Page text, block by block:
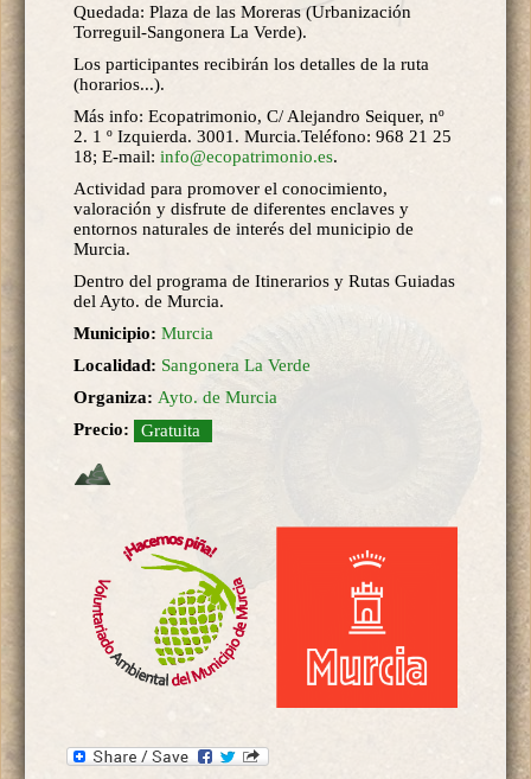
Quedada: Plaza de las Moreras (Urbanización
Torreguil-Sangonera La Verde).
Los participantes recibirán los detalles de la ruta
(horarios...).
Más info: Ecopatrimonio, C/ Alejandro Seiquer, nº
2. 1 º Izquierda. 3001. Murcia.Teléfono: 968 21 25
18; E-mail: info@ecopatrimonio.es.
Actividad para promover el conocimiento,
valoración y disfrute de diferentes enclaves y
entornos naturales de interés del municipio de
Murcia.
Dentro del programa de Itinerarios y Rutas Guiadas
del Ayto. de Murcia.
Municipio: Murcia
Localidad: Sangonera La Verde
Organiza: Ayto. de Murcia
Precio:
Gratuita